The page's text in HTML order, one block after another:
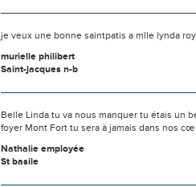
je veux une bonne saintpatis a mlle lynda
murielle philibert
Saint-jacques n-b
Belle Linda tu va nous manquer tu étais un
foyer Mont Fort tu sera à jamais dans nos
Nathalie employée
St basile